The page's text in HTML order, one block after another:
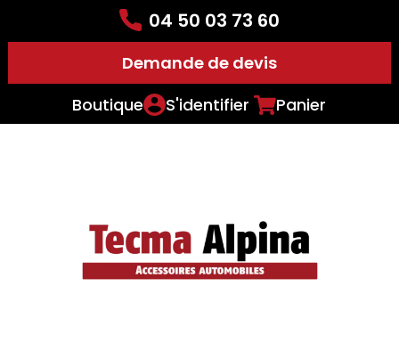
04 50 03 73 60
Demande de devis
Boutique
S'identifier Panier